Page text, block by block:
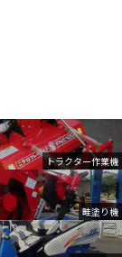
トラクター作業機
畦塗り機